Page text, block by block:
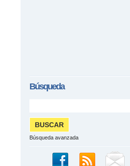
Búsqueda
Búsqueda avanzada